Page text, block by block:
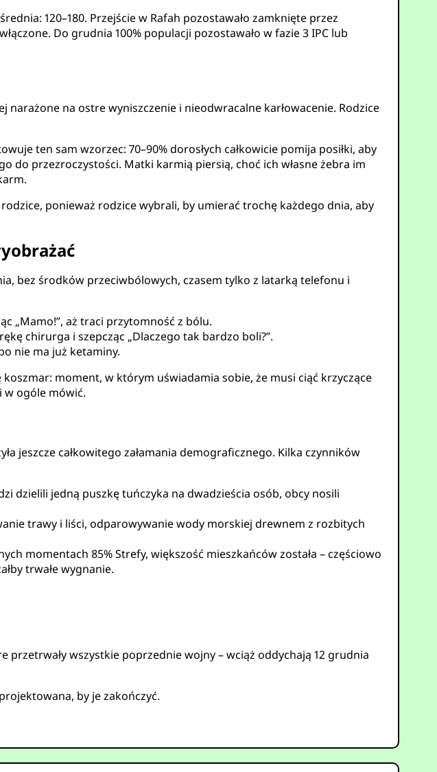
120–180. Przejście w Rafah pozostawało zamknięte przez
Do grudnia 100% populacji pozostawało w fazie 3 IPC lub
na ostre wyniszczenie i nieodwracalne karłowacenie. Rodzice
ten sam wzorzec: 70–90% dorosłych całkowicie pomija posiłki, aby
do przezroczystości. Matki karmią piersią, choć ich własne żebra im
ponieważ rodzice wybrali, by umierać trochę każdego dnia, aby
bez środków przeciwbólowych, czasem tylko z latarką telefonu i
„Mamo!”, aż traci przytomność z bólu.
chirurga i szepcząc „Dlaczego tak bardzo boli?”.
nie ma już ketaminy.
moment, w którym uświadamia sobie, że musi ciąć krzyczące
w ogóle mówić.
jeszcze całkowitego załamania demograficznego. Kilka czynników
dzielili jedną puszkę tuńczyka na dwadzieścia osób, obcy nosili
trawy i liści, odparowywanie wody morskiej drewnem z rozbitych
momentach 85% Strefy, większość mieszkańców została – częściowo
trwałe wygnanie.
przetrwały wszystkie poprzednie wojny – wciąż oddychają 12 grudnia
by je zakończyć.